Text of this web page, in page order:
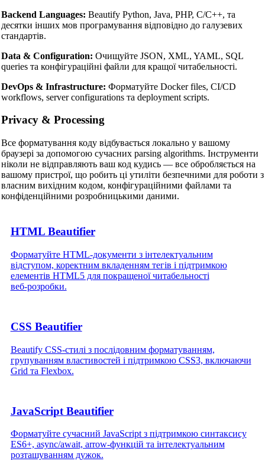
Backend Languages: Beautify Python, Java, PHP, C/C++, та
десятки інших мов програмування відповідно до галузевих
стандартів.
Data & Configuration: Очищуйте JSON, XML, YAML, SQL
queries та конфігураційні файли для кращої читабельності.
DevOps & Infrastructure: Форматуйте Docker files, CI/CD
workflows, server configurations та deployment scripts.
Privacy & Processing
Все форматування коду відбувається локально у вашому
браузері за допомогою сучасних parsing algorithms. Інструменти
ніколи не відправляють ваш код кудись — все обробляється на
вашому пристрої, що робить ці утиліти безпечними для роботи з
власним вихідним кодом, конфігураційними файлами та
конфіденційними розробницькими даними.
HTML Beautifier
Форматуйте HTML‑документи з інтелектуальним
відступом, коректним вкладенням тегів і підтримкою
елементів HTML5 для покращеної читабельності
веб‑розробки.
CSS Beautifier
Beautify CSS‑стилі з послідовним форматуванням,
групуванням властивостей і підтримкою CSS3, включаючи
Grid та Flexbox.
JavaScript Beautifier
Форматуйте сучасний JavaScript з підтримкою синтаксису
ES6+, async/await, arrow‑функцій та інтелектуальним
розташуванням дужок.